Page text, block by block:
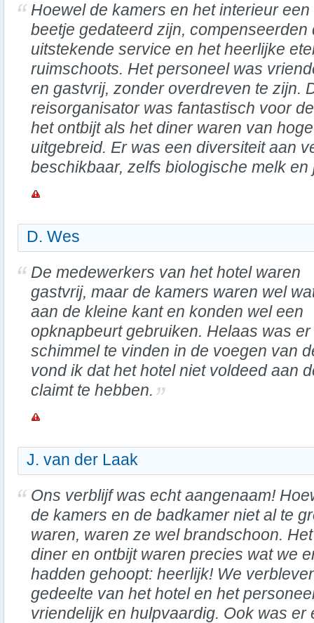
Hoewel de kamers en het interieur een
beetje gedateerd zijn, compenseerden
uitstekende service en het heerlijke
ruimschoots. Het personeel was
en gastvrij, zonder overdreven te zijn.
reisorganisator was fantastisch voor
het ontbijt als het diner waren van
uitgebreid. Er was een diversiteit aan
beschikbaar, zelfs biologische melk en
D. Wes
De medewerkers van het hotel waren
gastvrij, maar de kamers waren wel
aan de kleine kant en konden wel een
opknapbeurt gebruiken. Helaas was
schimmel te vinden in de voegen van
vond ik dat het hotel niet voldeed aan
claimt te hebben.
J. van der Laak
Ons verblijf was echt aangenaam!
de kamers en de badkamer niet al te
waren, waren ze wel brandschoon. Het
diner en ontbijt waren precies wat we
hadden gehoopt: heerlijk! We
gedeelte van het hotel en het
vriendelijk en hulpvaardig. Ook was er